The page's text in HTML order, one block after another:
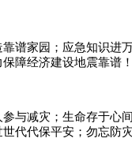
谱家园；应急知识进
障经济建设地震靠谱！
与减灾；生命存于心
代代保平安；勿忘防